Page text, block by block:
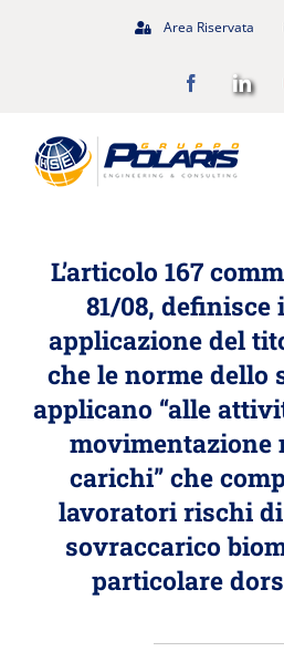
Area Riservata
Facebook
L’articolo 167
81/08, definisce
applicazione del
che le norme dello
applicano “alle
movimentazione
carichi” che
lavoratori rischi
sovraccarico
particolare